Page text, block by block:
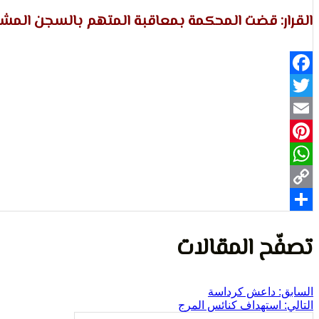
القرار: قضت المحكمة بمعاقبة المتهم بالسجن المشدد 15
Facebook
Twitter
Email
Pinterest
WhatsApp
Copy
تصفّح المقالات
السابق: داعش كرداسة
التالي: استهداف كنائس المرج